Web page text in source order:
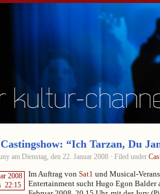
“Ich Tarzan, Du
am Dienstag, den 22. Januar 2008 · Filed under
2008
22:15
Im Auftrag von Sat1 und Musical-
Entertainment sucht Hugo Egon Balder